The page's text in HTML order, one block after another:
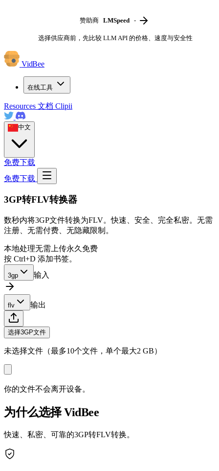
赞助商 LMSpeed -
选择供应商前，先比较 LLM API 的价格、速度与安全性
VidBee
在线工具
Resources 文档 Clipii
中文
免费下载
免费下载
3GP转FLV转换器
数秒内将3GP文件转换为FLV。快速、安全、完全私密。无需
注册、无需付费、无隐藏限制。
本地处理无需上传永久免费
按 Ctrl+D 添加书签。
3gp 输入
flv 输出
选择3GP文件
未选择文件（最多10个文件，单个最大2 GB）
你的文件不会离开设备。
为什么选择 VidBee
快速、私密、可靠的3GP转FLV转换。